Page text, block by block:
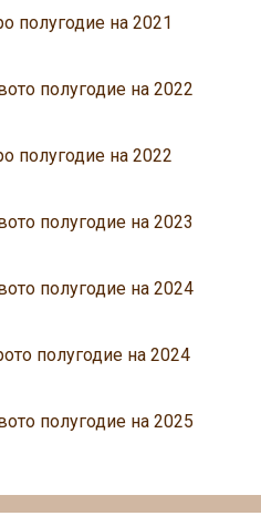
полугодие на 2021
полугодие на 2022
полугодие на 2022
полугодие на 2023
полугодие на 2024
полугодие на 2024
полугодие на 2025